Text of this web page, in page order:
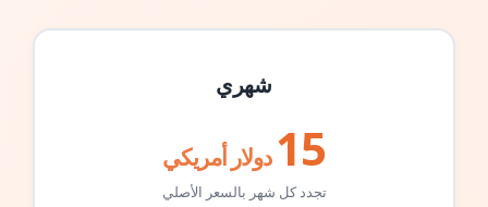
شهري
15 دولار أمريكي
تجدد كل شهر بالسعر الأصلي